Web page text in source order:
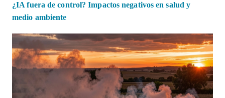
¿IA fuera de control? Impactos negativos en salud y
medio ambiente